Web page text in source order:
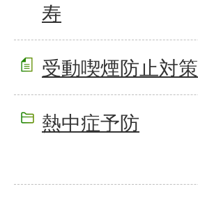
寿
受動喫煙防止対策
熱中症予防